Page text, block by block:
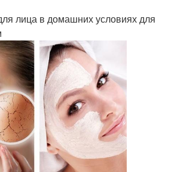
лица в домашних условиях для